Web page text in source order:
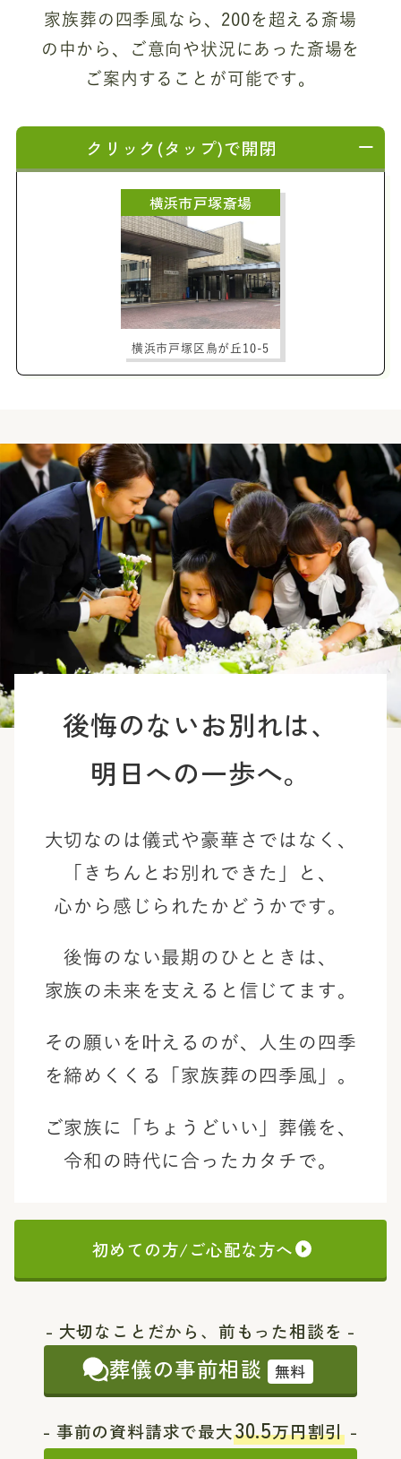
家族葬の四季風なら、200を超える斎場
の中から、
ご意向や状況にあった斎場を
ご案内することが可能です。
クリック(タップ)で開閉
横浜市戸塚斎場
横浜市戸塚区鳥が丘10-5
後悔のないお別れは、
明日への一歩へ。
大切なのは儀式や豪華さではなく、
「きちんとお別れできた」と、
心から感じられたかどうかです。
後悔のない最期のひとときは、
家族の未来を支えると信じてます。
その願いを叶えるのが、
人生の四季
を締めくくる「家族葬の四季風」。
ご家族に「ちょうどいい」葬儀を、
令和の時代に合ったカタチで。
初めての方/ご心配な方へ
- 大切なことだから、前もった相談を -
葬儀の事前相談 無料
- 事前の資料請求で最大30.5万円割引 -